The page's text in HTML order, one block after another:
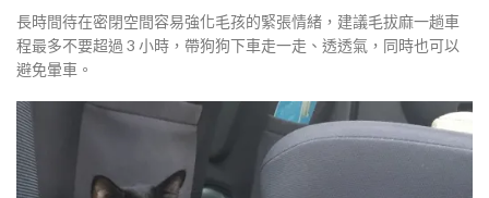
長時間待在密閉空間容易強化毛孩的緊張情緒，建議毛拔麻一趟車
程最多不要超過 3 小時，帶狗狗下車走一走、透透氣，同時也可以
避免暈車。